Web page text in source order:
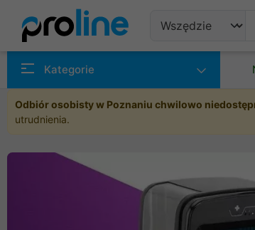
Kategorie
Odbiór osobisty w Poznaniu chwilowo
utrudnienia.